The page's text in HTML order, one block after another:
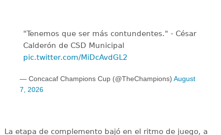
"Tenemos que ser más contundentes." - César
Calderón de CSD Municipal ️
pic.twitter.com/MiDcAvdGL2
— Concacaf Champions Cup (@TheChampions) August
7, 2026
La etapa de complemento bajó en el ritmo de juego, a